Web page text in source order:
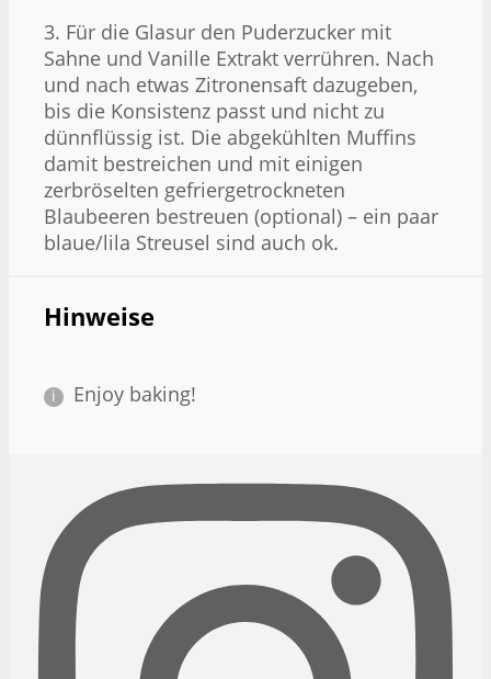
3. Für die Glasur den Puderzucker mit
Sahne und Vanille Extrakt verrühren. Nach
und nach etwas Zitronensaft dazugeben,
bis die Konsistenz passt und nicht zu
dünnflüssig ist. Die abgekühlten Muffins
damit bestreichen und mit einigen
zerbröselten gefriergetrockneten
Blaubeeren bestreuen (optional) – ein paar
blaue/lila Streusel sind auch ok.
Hinweise
Enjoy baking!